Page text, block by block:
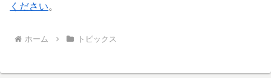
ください。
ホーム トピックス